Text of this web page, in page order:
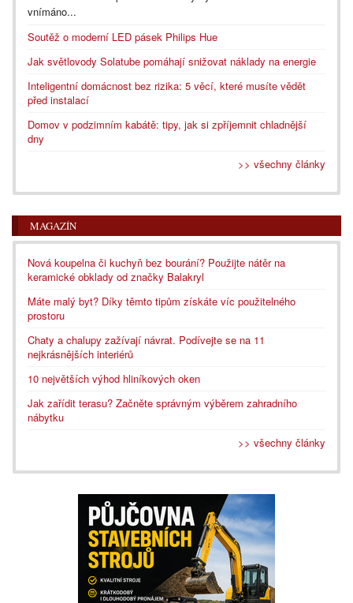
vnímáno...
Soutěž o moderní LED pásek Philips Hue
Jak světlovody Solatube pomáhají snižovat náklady na energie
Inteligentní domácnost bez rizika: 5 věcí, které musíte vědět
před instalací
Domov v podzimním kabátě: tipy, jak si zpříjemnit chladnější
dny
>> všechny články
MAGAZÍN
Nová koupelna či kuchyň bez bourání? Použijte nátěr na
keramické obklady od značky Balakryl
Máte malý byt? Díky těmto tipům získáte víc použitelného
prostoru
Chaty a chalupy zažívají návrat. Podívejte se na 11
nejkrásnějších interiérů
10 největších výhod hliníkových oken
Jak zařídit terasu? Začněte správným výběrem zahradního
nábytku
>> všechny články